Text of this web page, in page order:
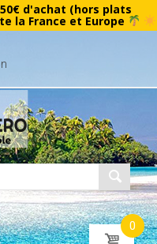
d'achat (hors plats
la France et Europe
0